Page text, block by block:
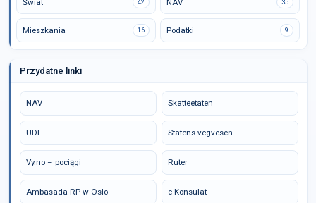
Świat 42 NAV 35
Mieszkania 16 Podatki 9
Przydatne linki
NAV Skatteetaten
UDI Statens vegvesen
Vy.no – pociągi Ruter
Ambasada RP w Oslo e-Konsulat